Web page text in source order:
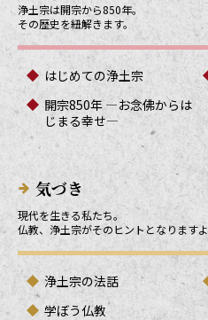
浄土宗は開宗から850年。
その歴史を紐解きます。
はじめての浄土宗
開宗850年 ―お念佛からは
じまる幸せ―
気づき
現代を生きる私たち。
仏教、浄土宗がそのヒントとなりますよ
浄土宗の法話
学ぼう仏教